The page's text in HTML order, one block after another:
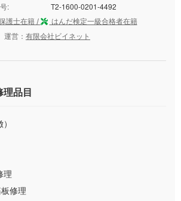
:
T2-1600-0201-4492
護士在籍 /
はんだ検定一級合格者在籍
運営： 有限会社ビイネット
理品目
理
修理